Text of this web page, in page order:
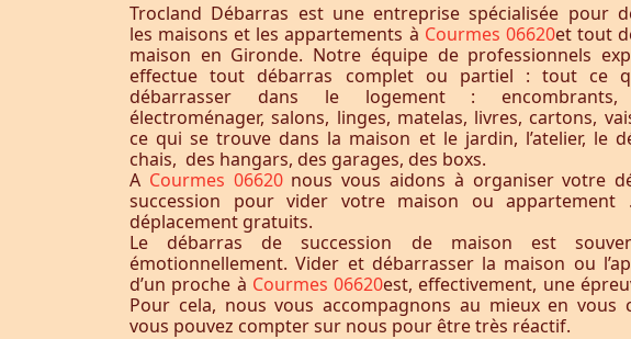
Trocland Débarras est une entreprise spécialisée pour
les maisons et les appartements à Courmes 06620et tout
maison en Gironde. Notre équipe de professionnels
effectue tout débarras complet ou partiel : tout ce
débarrasser dans le logement : encombrants,
électroménager, salons, linges, matelas, livres, cartons,
ce qui se trouve dans la maison et le jardin, l’atelier, le
chais, des hangars, des garages, des boxs.
A Courmes 06620 nous vous aidons à organiser votre
succession pour vider votre maison ou appartement
déplacement gratuits.
Le débarras de succession de maison est
émotionnellement. Vider et débarrasser la maison ou
d’un proche à Courmes 06620est, effectivement, une
Pour cela, nous vous accompagnons au mieux en vous
vous pouvez compter sur nous pour être très réactif.